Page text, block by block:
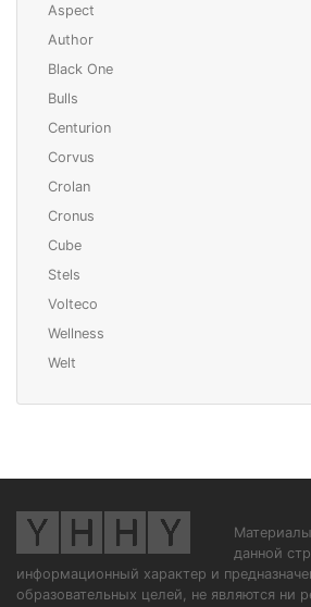
Aspect
Author
Black One
Bulls
Centurion
Corvus
Crolan
Cronus
Cube
Stels
Volteco
Wellness
Welt
данной
информационный характер и
образовательных целей, не являются ни